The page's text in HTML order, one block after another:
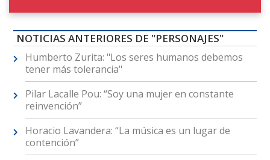
NOTICIAS ANTERIORES DE "PERSONAJES"
Humberto Zurita: "Los seres humanos debemos
tener más tolerancia"
Pilar Lacalle Pou: “Soy una mujer en constante
reinvención”
Horacio Lavandera: “La música es un lugar de
contención”